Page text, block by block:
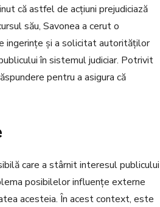
că astfel de acțiuni prejudiciază
său, Savonea a cerut o
ingerințe și a solicitat autorităților
în sistemul judiciar. Potrivit
pentru a asigura că
care a stârnit interesul publicului
posibilelor influențe externe
acesteia. În acest context, este